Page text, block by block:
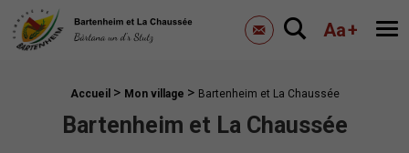
Mairie de Bartenheim
Contactez-nous
Aa+
Fil d'Ariane :Accueil > Mon village > Bartenheim et La Chaussée
Bartenheim et La Chaussée